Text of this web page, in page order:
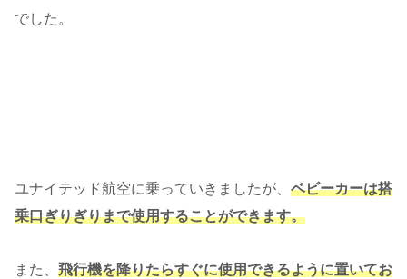
でした。
ユナイテッド航空に乗っていきましたが、 ベビーカーは搭
乗口ぎりぎりまで使用することができます。
また、 飛行機を降りたらすぐに使用できるように置いてお